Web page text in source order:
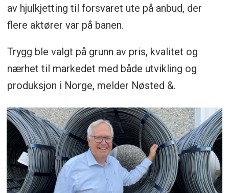
av hjulkjetting til forsvaret ute på anbud, der
flere aktører var på banen.
Trygg ble valgt på grunn av pris, kvalitet og
nærhet til markedet med både utvikling og
produksjon i Norge, melder Nøsted &.